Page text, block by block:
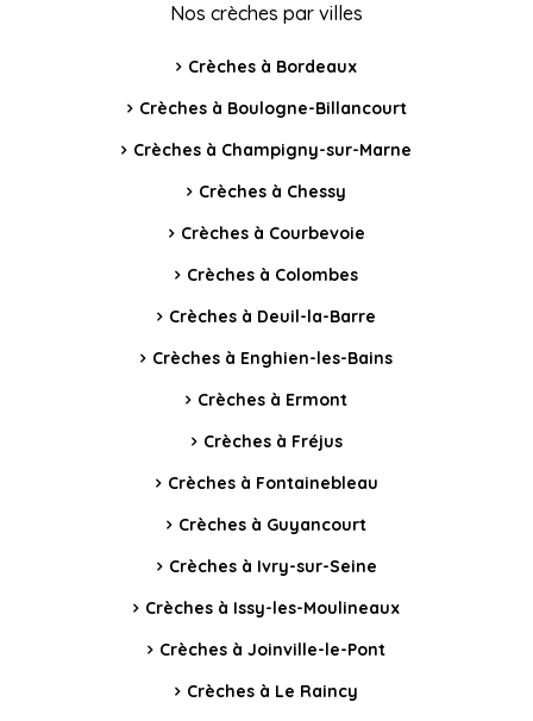
Nos crèches par villes
Crèches à Bordeaux
Crèches à Boulogne-Billancourt
Crèches à Champigny-sur-Marne
Crèches à Chessy
Crèches à Courbevoie
Crèches à Colombes
Crèches à Deuil-la-Barre
Crèches à Enghien-les-Bains
Crèches à Ermont
Crèches à Fréjus
Crèches à Fontainebleau
Crèches à Guyancourt
Crèches à Ivry-sur-Seine
Crèches à Issy-les-Moulineaux
Crèches à Joinville-le-Pont
Crèches à Le Raincy